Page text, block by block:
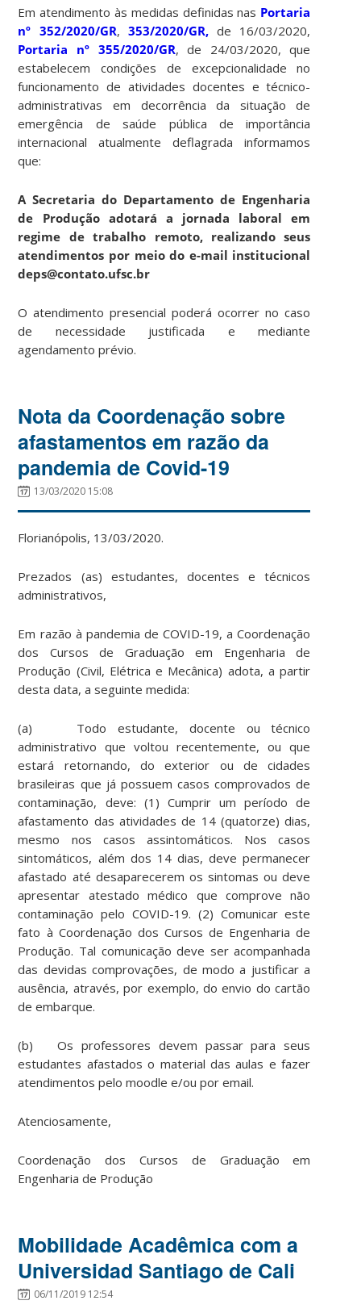
Em atendimento às medidas definidas nas Portaria
nº 352/2020/GR, 353/2020/GR,de 16/03/2020,
Portaria nº 355/2020/GR, de 24/03/2020, que
estabelecem condições de excepcionalidade no
funcionamento de atividades docentes e técnico-
administrativas em decorrência da situação de
emergência de saúde pública de importância
internacional atualmente deflagrada informamos
que:
A Secretaria do Departamento de Engenharia
de Produção adotará a jornada laboral em
regime de trabalho remoto, realizando seus
atendimentos por meio do e-mail institucional
deps@contato.ufsc.br
O atendimento presencial poderá ocorrer no caso
de necessidade justificada e mediante
agendamento prévio.
Nota da Coordenação sobre
afastamentos em razão da
pandemia de Covid-19
13/03/2020 15:08
Florianópolis, 13/03/2020.
Prezados (as) estudantes, docentes e técnicos
administrativos,
Em razão à pandemia de COVID-19, a Coordenação
dos Cursos de Graduação em Engenharia de
Produção (Civil, Elétrica e Mecânica) adota, a partir
desta data, a seguinte medida:
(a) Todo estudante, docente ou técnico
administrativo que voltou recentemente, ou que
estará retornando, do exterior ou de cidades
brasileiras que já possuem casos comprovados de
contaminação, deve: (1) Cumprir um período de
afastamento das atividades de 14 (quatorze) dias,
mesmo nos casos assintomáticos. Nos casos
sintomáticos, além dos 14 dias, deve permanecer
afastado até desaparecerem os sintomas ou deve
apresentar atestado médico que comprove não
contaminação pelo COVID-19. (2) Comunicar este
fato à Coordenação dos Cursos de Engenharia de
Produção. Tal comunicação deve ser acompanhada
das devidas comprovações, de modo a justificar a
ausência, através, por exemplo, do envio do cartão
de embarque.
(b) Os professores devem passar para seus
estudantes afastados o material das aulas e fazer
atendimentos pelo moodle e/ou por email.
Atenciosamente,
Coordenação dos Cursos de Graduação em
Engenharia de Produção
Mobilidade Acadêmica com a
Universidad Santiago de Cali
06/11/2019 12:54